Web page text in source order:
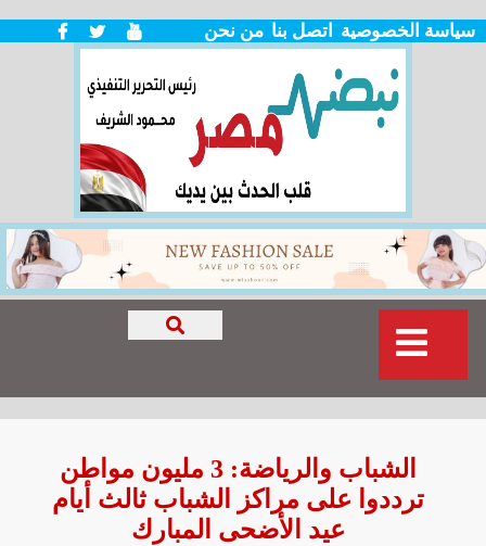
من نحن اتصل بنا سياسة الخصوصية
الشباب والرياضة: 3 مليون مواطن
ترددوا على مراكز الشباب ثالث أيام
عيد الأضحى المبارك